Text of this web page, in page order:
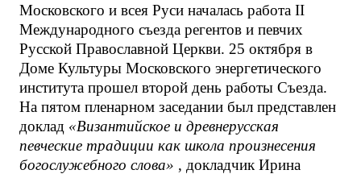
Московского и всея Руси началась работа II
Международного съезда регентов и певчих
Русской Православной Церкви. 25 октября в
Доме Культуры Московского энергетического
института прошел второй день работы Съезда.
На пятом пленарном заседании был представлен
доклад «Византийское и древнерусская
певческие традиции как школа произнесения
богослужебного слова» , докладчик Ирина